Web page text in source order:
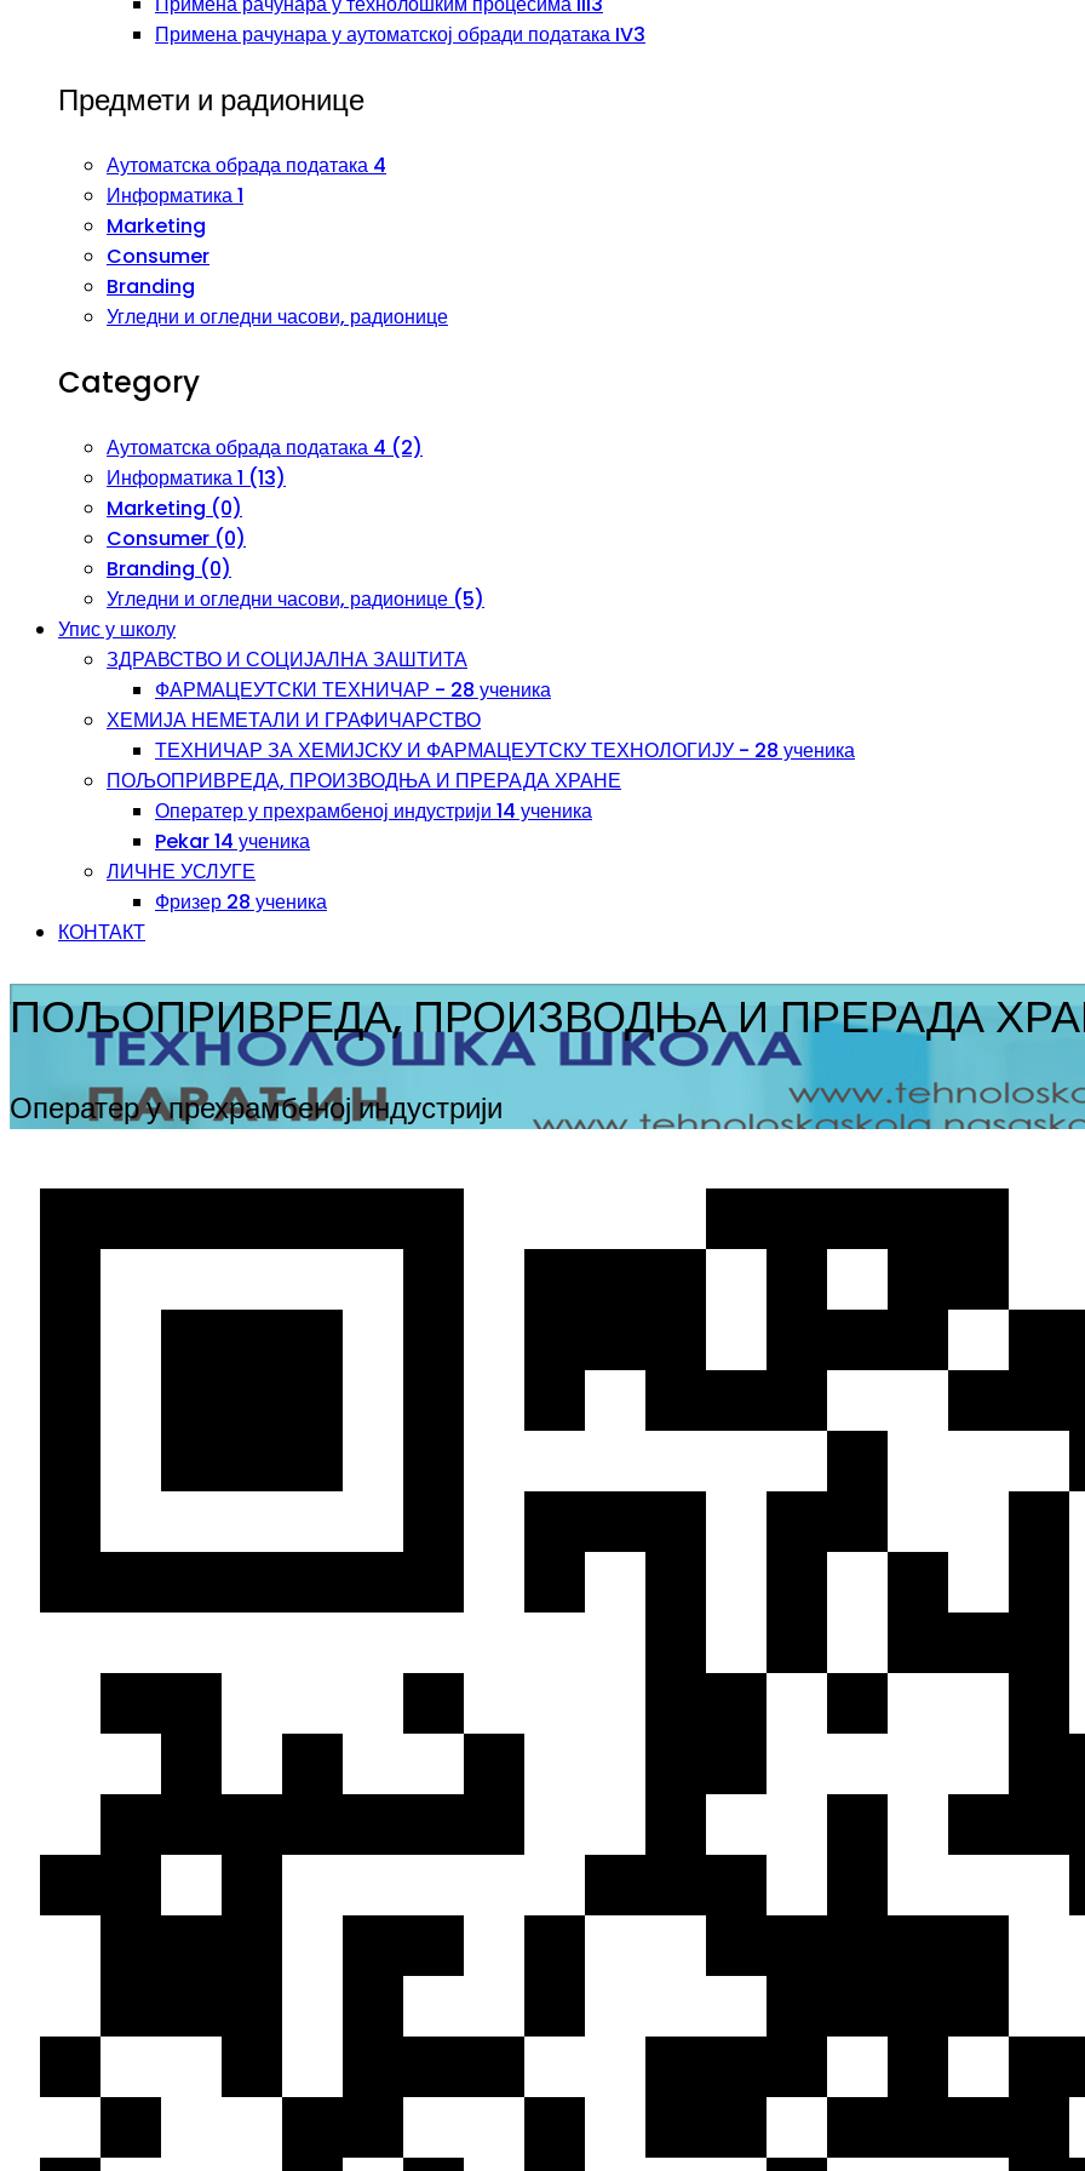
Примена рачунара у аутоматској обради података IV3
Предмети и радионице
Аутоматска обрада података 4
Информатика 1
Marketing
Consumer
Branding
Угледни и огледни часови, радионице
Category
Аутоматска обрада података 4 (2)
Информатика 1 (13)
Marketing (0)
Consumer (0)
Branding (0)
Угледни и огледни часови, радионице (5)
Упис у школу
ЗДРАВСТВО И СОЦИЈАЛНА ЗАШТИТА
ФАРМАЦЕУТСКИ ТЕХНИЧАР - 28 ученика
ХЕМИЈА НЕМЕТАЛИ И ГРАФИЧАРСТВО
ТЕХНИЧАР ЗА ХЕМИЈСКУ И ФАРМАЦЕУТСКУ ТЕХНОЛОГИЈУ - 28 ученика
ПОЉОПРИВРЕДА, ПРОИЗВОДЊА И ПРЕРАДА ХРАНЕ
Оператер у прехрамбеној индустрији 14 ученика
Pekar 14 ученика
ЛИЧНЕ УСЛУГЕ
Фризер 28 ученика
КОНТАКТ
ПОЉОПРИВРЕДА, ПРОИЗВОДЊА И ПРЕРАДА
Оператер у прехрамбеној индустрији